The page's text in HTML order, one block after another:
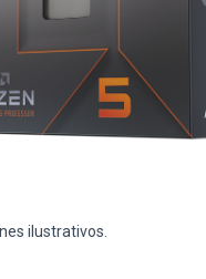
ilustrativos.